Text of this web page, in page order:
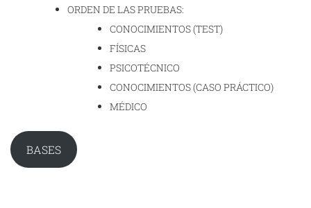
ORDEN DE LAS PRUEBAS:
CONOCIMIENTOS (TEST)
FÍSICAS
PSICOTÉCNICO
CONOCIMIENTOS (CASO PRÁCTICO)
MÉDICO
BASES